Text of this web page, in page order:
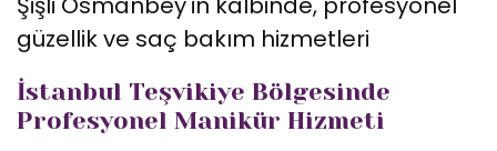
güzellik ve saç bakım hizmetleri
İstanbul Teşvikiye Bölgesinde
Profesyonel Manikür Hizmeti